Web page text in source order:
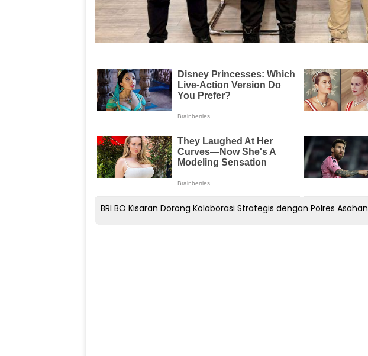
BRI BO Kisaran Dorong Kolaborasi Strategis dengan Polres Asahan